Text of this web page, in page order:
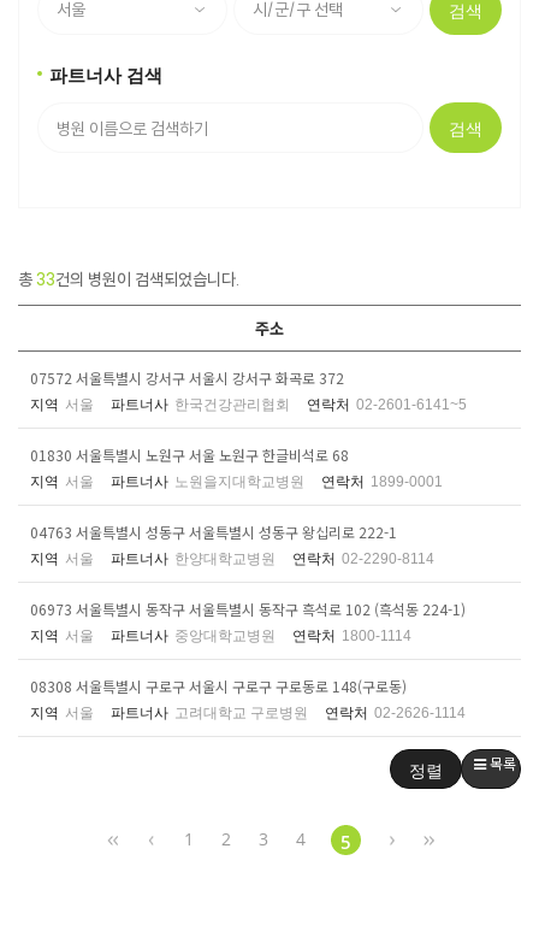
검색
파트너사 검색
검색
총33건의 병원이 검색되었습니다.
주소
07572 서울특별시 강서구 서울시 강서구 화곡로 372
지역 서울 파트너사 한국건강관리협회 연락처 02-2601-6141~5
01830 서울특별시 노원구 서울 노원구 한글비석로 68
지역 서울 파트너사 노원을지대학교병원 연락처 1899-0001
04763 서울특별시 성동구 서울특별시 성동구 왕십리로 222-1
지역 서울 파트너사 한양대학교병원 연락처 02-2290-8114
06973 서울특별시 동작구 서울특별시 동작구 흑석로 102 (흑석동 224-1)
지역 서울 파트너사 중앙대학교병원 연락처 1800-1114
08308 서울특별시 구로구 서울시 구로구 구로동로 148(구로동)
지역 서울 파트너사 고려대학교 구로병원 연락처 02-2626-1114
정렬 목록
1 2 3 4 5